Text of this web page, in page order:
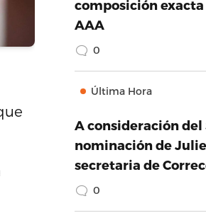
composición
AAA
0
Última Hora
A consideración del
nominación de
secretaria de
0